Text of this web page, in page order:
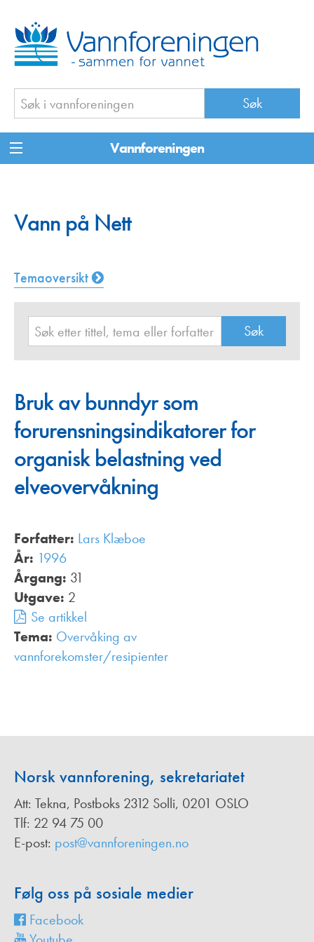
Vannforeningen
Vann på Nett
Temaoversikt
Bruk av bunndyr som
forurensningsindikatorer for
organisk belastning ved
elveovervåkning
Forfatter: Lars Klæboe
År: 1996
Årgang: 31
Utgave: 2
Se artikkel
Tema: Overvåking av
vannforekomster/resipienter
Norsk vannforening, sekretariatet
Att: Tekna, Postboks 2312 Solli, 0201 OSLO
Tlf: 22 94 75 00
E-post: post@vannforeningen.no
Følg oss på sosiale medier
Facebook